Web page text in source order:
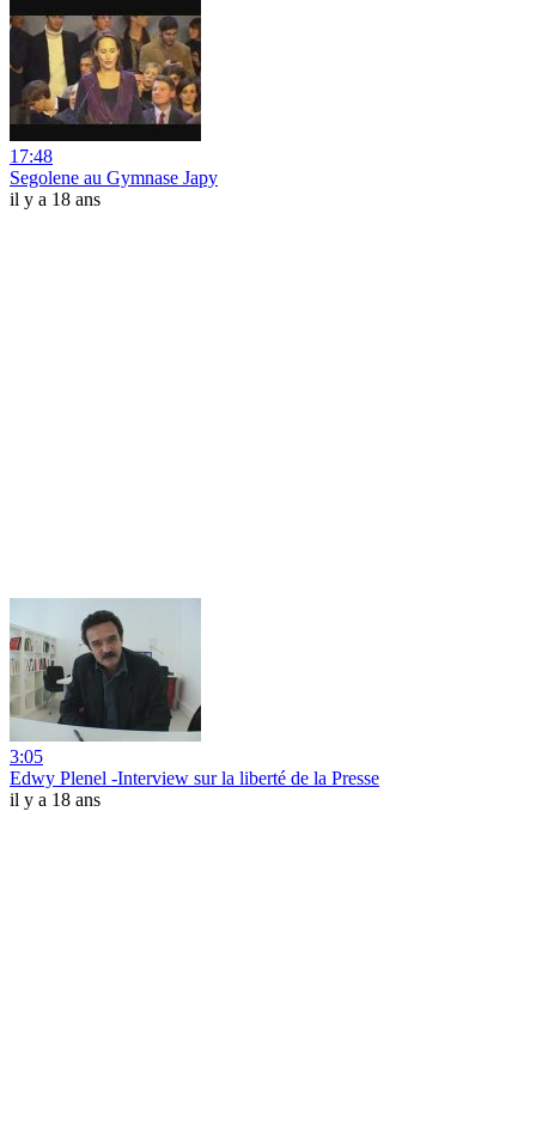
17:48
Segolene au Gymnase Japy
il y a 18 ans
3:05
Edwy Plenel -Interview sur la liberté de la Presse
il y a 18 ans